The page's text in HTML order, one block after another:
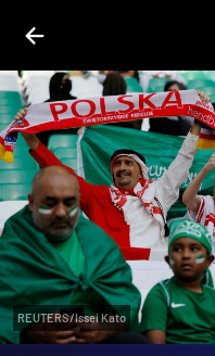
REUTERS/Issei Kato